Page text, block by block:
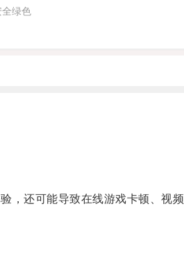
绿色
还可能导致在线游戏卡顿、视频